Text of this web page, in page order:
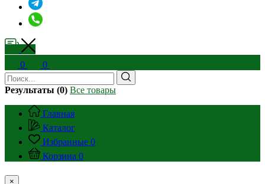
0 0
Результаты (0) Все товары
Главная
Каталог
Избранные 0
Корзина 0
×